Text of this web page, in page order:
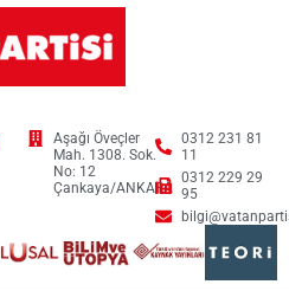
Aşağı Öveçler
Mah. 1308. Sok.
No: 12
Çankaya/ANKARA
0312 231 81
11
0312 229 29
95